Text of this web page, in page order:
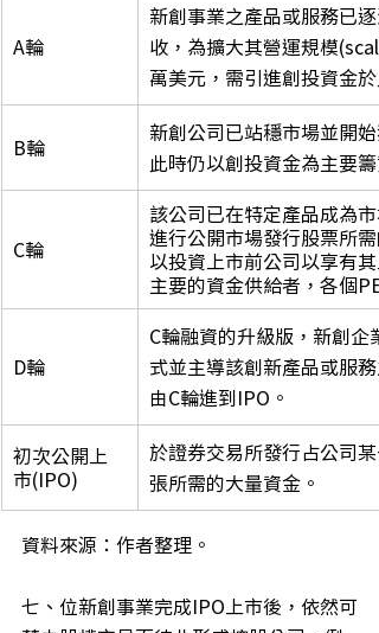
A輪
新創事業之產品或服務已
收，為擴大其營運規模
萬美元，需引進創投資金於
B輪
新創公司已站穩市場並開
此時仍以創投資金為主要
C輪
該公司已在特定產品成為
進行公開市場發行股票所
以投資上市前公司以享有
主要的資金供給者，各個
D輪
C輪融資的升級版，新創
式並主導該創新產品或服
由C輪進到IPO。
初次公開上
市(IPO)
於證券交易所發行占公司
張所需的大量資金。
資料來源：作者整理。
七、位新創事業完成IPO上市後，依然可